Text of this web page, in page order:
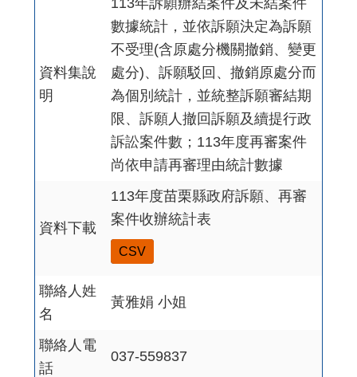
資料集說
明
113年訴願辦結案件及未結案件
數據統計，並依訴願決定為訴願
不受理(含原處分機關撤銷、變更
處分)、訴願駁回、撤銷原處分而
為個別統計，並統整訴願審結期
限、訴願人撤回訴願及續提行政
訴訟案件數；113年度再審案件
尚依申請再審理由統計數據
資料下載
113年度苗栗縣政府訴願、再審
案件收辦統計表
CSV
聯絡人姓
名
黃雅娟 小姐
聯絡人電
話
037-559837